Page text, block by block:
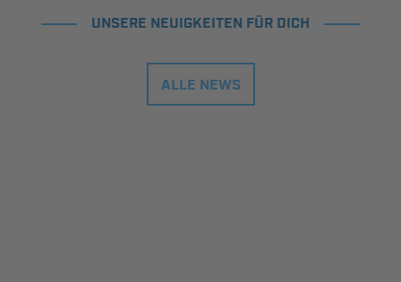
UNSERE NEUIGKEITEN FÜR DICH
ALLE NEWS